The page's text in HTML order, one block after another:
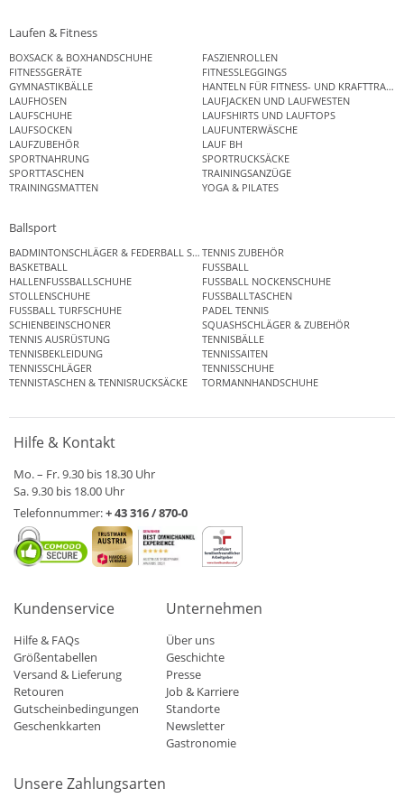
Laufen & Fitness
BOXSACK & BOXHANDSCHUHE
FASZIENROLLEN
FITNESSGERÄTE
FITNESSLEGGINGS
GYMNASTIKBÄLLE
HANTELN FÜR FITNESS- UND
LAUFHOSEN
LAUFJACKEN UND LAUFWESTEN
LAUFSCHUHE
LAUFSHIRTS UND LAUFTOPS
LAUFSOCKEN
LAUFUNTERWÄSCHE
LAUFZUBEHÖR
LAUF BH
SPORTNAHRUNG
SPORTRUCKSÄCKE
SPORTTASCHEN
TRAININGSANZÜGE
TRAININGSMATTEN
YOGA & PILATES
Ballsport
BADMINTONSCHLÄGER & FEDERBALL SETSTENNIS ZUBEHÖR
BASKETBALL
FUSSBALL
HALLENFUSSBALLSCHUHE
FUSSBALL NOCKENSCHUHE
STOLLENSCHUHE
FUSSBALLTASCHEN
FUSSBALL TURFSCHUHE
PADEL TENNIS
SCHIENBEINSCHONER
SQUASHSCHLÄGER & ZUBEHÖR
TENNIS AUSRÜSTUNG
TENNISBÄLLE
TENNISBEKLEIDUNG
TENNISSAITEN
TENNISSCHLÄGER
TENNISSCHUHE
TENNISTASCHEN & TENNISRUCKSÄCKE
TORMANNHANDSCHUHE
Hilfe & Kontakt
Mo. – Fr. 9.30 bis 18.30 Uhr
Sa. 9.30 bis 18.00 Uhr
Telefonnummer:+ 43 316 / 870-0
Kundenservice
Hilfe & FAQs
Größentabellen
Versand & Lieferung
Retouren
Gutscheinbedingungen
Geschenkkarten
Unternehmen
Über uns
Geschichte
Presse
Job & Karriere
Standorte
Newsletter
Gastronomie
Unsere Zahlungsarten